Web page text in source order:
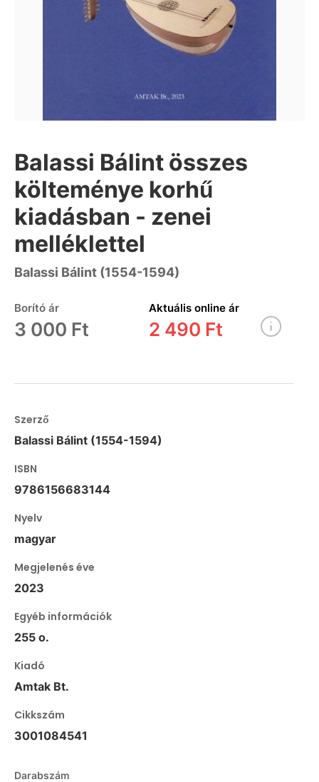
Balassi Bálint összes
költeménye korhű
kiadásban - zenei
melléklettel
Balassi Bálint (1554-1594)
Borító ár
3 000 Ft
Aktuális online ár
2 490 Ft
Szerző
Balassi Bálint (1554-1594)
ISBN
9786156683144
Nyelv
magyar
Megjelenés éve
2023
Egyéb információk
255 o.
Kiadó
Amtak Bt.
Cikkszám
3001084541
Darabszám